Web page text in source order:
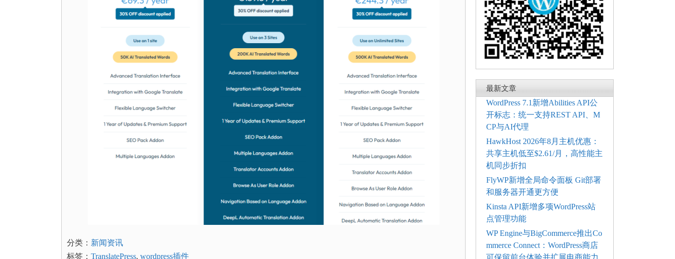
分类： 新闻资讯
标签： TranslatePress, wordpress插件
最新文章
WordPress 7.1新增Abilities API公
开标志：统一支持REST API、M
CP与AI代理
HawkHost 2026年8月主机优惠：
共享主机低至$2.61/月，高性能主
机同步折扣
FlyWP新增全局命令面板 Git部署
和服务器开通更方便
Kinsta API新增多项WordPress站
点管理功能
WP Engine与BigCommerce推出Co
mmerce Connect：WordPress商店